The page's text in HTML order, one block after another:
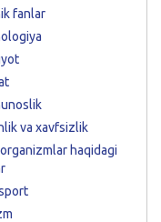
fanlar
va xavfsizlik
haqidagi